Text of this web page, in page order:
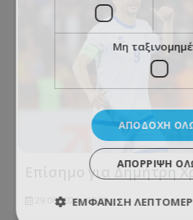
Επίσημο για Δημήτρη
29.06.2026 - 17:09
Μη
ΑΠΟΔΟΧΉ
ΑΠΌΡΡΙΨΗ
ΕΜΦΆΝΙΣΗ